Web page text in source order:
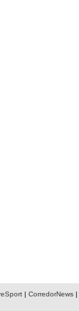
| CorredorNews|